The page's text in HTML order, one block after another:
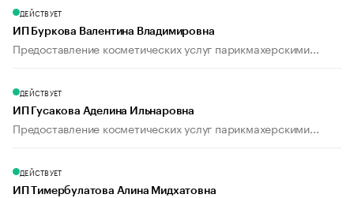
ДЕЙСТВУЕТ
ИП Буркова Валентина Владимировна
Предоставление косметических услуг парикмахерскими...
ДЕЙСТВУЕТ
ИП Гусакова Аделина Ильнаровна
Предоставление косметических услуг парикмахерскими...
ДЕЙСТВУЕТ
ИП Тимербулатова Алина Мидхатовна